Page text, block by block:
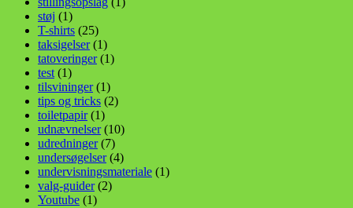
støj (1)
T-shirts (25)
taksigelser(1)
tatoveringer(1)
test (1)
tilsvininger(1)
tips og tricks (2)
toiletpapir(1)
udnævnelser(10)
udredninger(7)
undersøgelser(4)
undervisningsmateriale (1)
valg-guider(2)
Youtube (1)